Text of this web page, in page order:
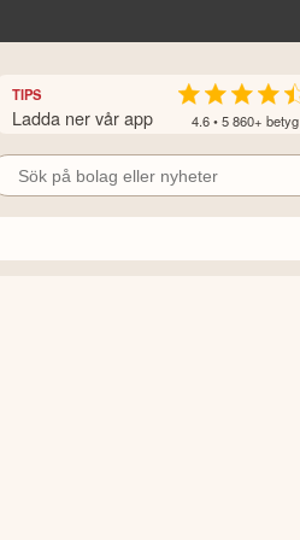
TIPS
Ladda ner vår app 4.6 • 5 860+ betyg